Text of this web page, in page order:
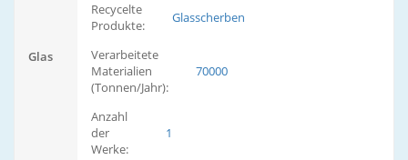
Glas
Recycelte
Produkte:
Glasscherben
Verarbeitete
Materialien
(Tonnen/Jahr):
70000
Anzahl
der
Werke:
1